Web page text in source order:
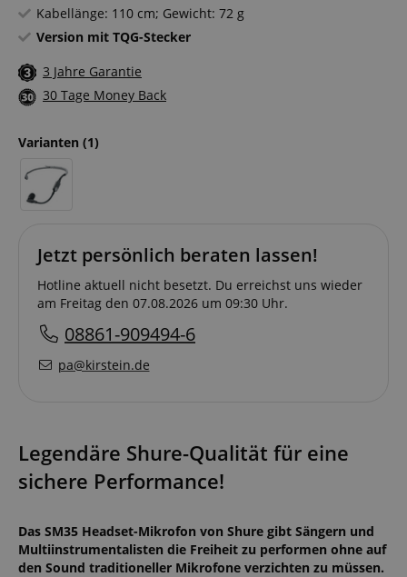
Kabellänge: 110 cm; Gewicht: 72 g
Version mit TQG-Stecker
3 Jahre Garantie
30 Tage Money Back
Varianten (1)
Jetzt persönlich beraten lassen!
Hotline aktuell nicht besetzt. Du erreichst uns wieder
am Freitag den 07.08.2026 um 09:30 Uhr.
08861-909494-6
pa@kirstein.de
Legendäre Shure-Qualität für eine
sichere Performance!
Das SM35 Headset-Mikrofon von Shure gibt Sängern und
Multiinstrumentalisten die Freiheit zu performen ohne auf
den Sound traditioneller Mikrofone verzichten zu müssen.